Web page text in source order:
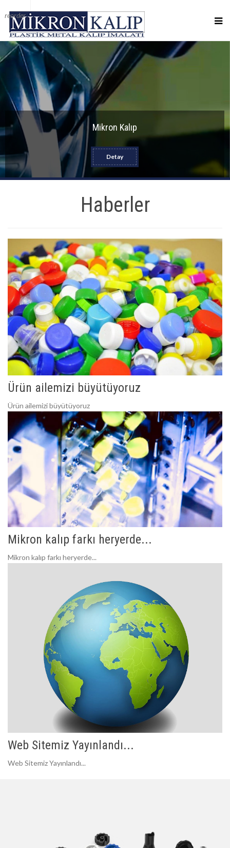
reorder
Mikron Kalıp
Detay
Haberler
Ürün ailemizi büyütüyoruz
Ürün ailemizi büyütüyoruz
Mikron kalıp farkı heryerde...
Mikron kalıp farkı heryerde...
Web Sitemiz Yayınlandı...
Web Sitemiz Yayınlandı...